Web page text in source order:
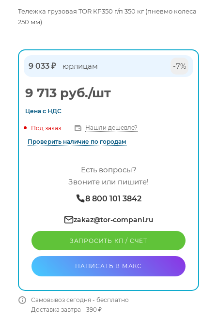
Тележка грузовая TOR КГ-350 г/п 350 кг (пневмо колеса
250 мм)
9 033 ₽ юрлицам -7%
9 713 руб./шт
Цена с НДС
Под заказ
Нашли дешевле?
Проверить наличие по городам
Есть вопросы?
Звоните или пишите!
8 800 101 3842
zakaz@tor-compani.ru
ЗАПРОСИТЬ КП / CЧЕТ
НАПИСАТЬ В МАКС
Самовывоз сегодня - бесплатно
Доставка завтра - 390 ₽